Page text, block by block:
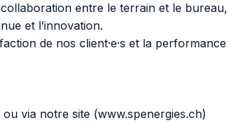
entre le terrain et le bureau,
et l’innovation.
de nos client·e·s et la performance
via notre site (www.spenergies.ch)